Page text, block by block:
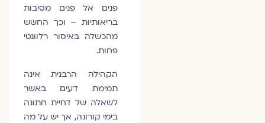
פנים אל פנים מסיבות
בריאותיות – וכך החשש
מהכשלה באיסור רלוונטי
פחות.
הקהילה הרבנית אינה
תמימת דעים באשר
לשאלה של דחיית חתונה
בימי קורונה, אך יש על מה